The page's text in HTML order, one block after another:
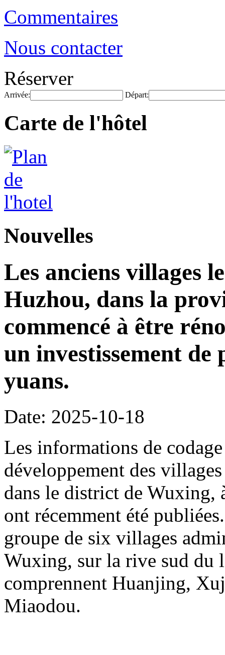
Commentaires
Nous contacter
Réserver
Arrivée: Départ:
Carte de l'hôtel
Nouvelles
Les anciens villages
Huzhou, dans la
commencé à être
un investissement
yuans.
Date: 2025-10-18
Les informations de
développement des
dans le district de Wuxing,
ont récemment été
groupe de six villages
Wuxing, sur la rive sud du
comprennent Huanjing,
Miaodou.